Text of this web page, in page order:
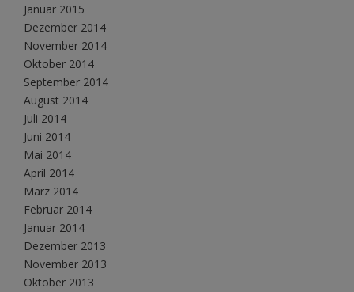
Januar 2015
Dezember 2014
November 2014
Oktober 2014
September 2014
August 2014
Juli 2014
Juni 2014
Mai 2014
April 2014
März 2014
Februar 2014
Januar 2014
Dezember 2013
November 2013
Oktober 2013